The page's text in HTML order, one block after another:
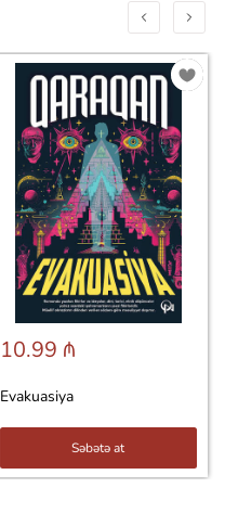
10.99 ₼
Evakuasiya
Səbətə at